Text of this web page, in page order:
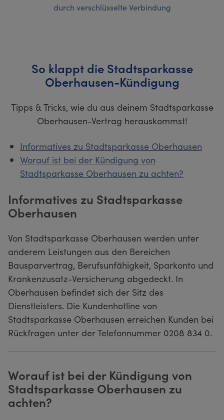
durch verschlüsselte Verbindung
So klappt die Stadtsparkasse
Oberhausen-Kündigung
Tipps & Tricks, wie du aus deinem Stadtsparkasse
Oberhausen-Vertrag herauskommst!
Informatives zu Stadtsparkasse Oberhausen
Worauf ist bei der Kündigung von
Stadtsparkasse Oberhausen zu achten?
Informatives zu Stadtsparkasse
Oberhausen
Von Stadtsparkasse Oberhausen werden unter
anderem Leistungen aus den Bereichen
Bausparvertrag, Berufsunfähigkeit, Sparkonto und
Krankenzusatz-Versicherung abgedeckt. In
Oberhausen befindet sich der Sitz des
Dienstleisters. Die Kundenhotline von
Stadtsparkasse Oberhausen erreichen Kunden bei
Rückfragen unter der Telefonnummer 0208 834 0.
Worauf ist bei der Kündigung von
Stadtsparkasse Oberhausen zu
achten?